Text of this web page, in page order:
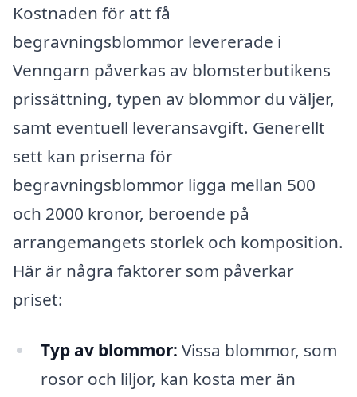
Kostnaden för att få
begravningsblommor levererade i
Venngarn påverkas av blomsterbutikens
prissättning, typen av blommor du väljer,
samt eventuell leveransavgift. Generellt
sett kan priserna för
begravningsblommor ligga mellan 500
och 2000 kronor, beroende på
arrangemangets storlek och komposition.
Här är några faktorer som påverkar
priset:
Typ av blommor: Vissa blommor, som
rosor och liljor, kan kosta mer än